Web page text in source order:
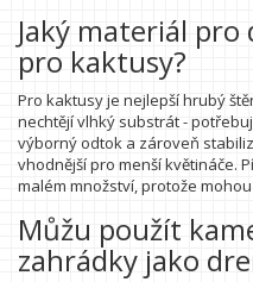
Jaký materiál pro
pro kaktusy?
Pro kaktusy je nejlepší hrubý
nechtějí vlhký substrát -
výborný odtok a zároveň
vhodnější pro menší květináče.
malém množství, protože
Můžu použít
zahrádky jako